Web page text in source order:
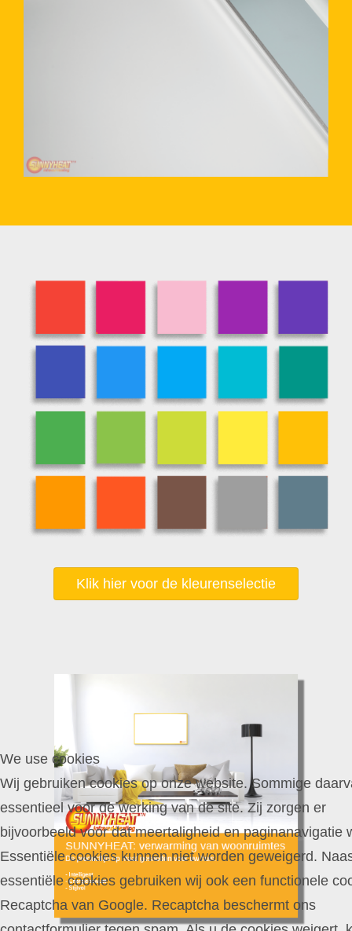
Klik hier voor de kleurenselectie
We use cookies
Wij gebruiken cookies op onze website. Sommige
essentieel voor de werking van de site. Zij zorgen er
bijvoorbeeld voor dat meertaligheid en paginanavigatie
Essentiële cookies kunnen niet worden geweigerd.
essentiële cookies gebruiken wij ook een functionele
Recaptcha van Google. Recaptcha beschermt ons